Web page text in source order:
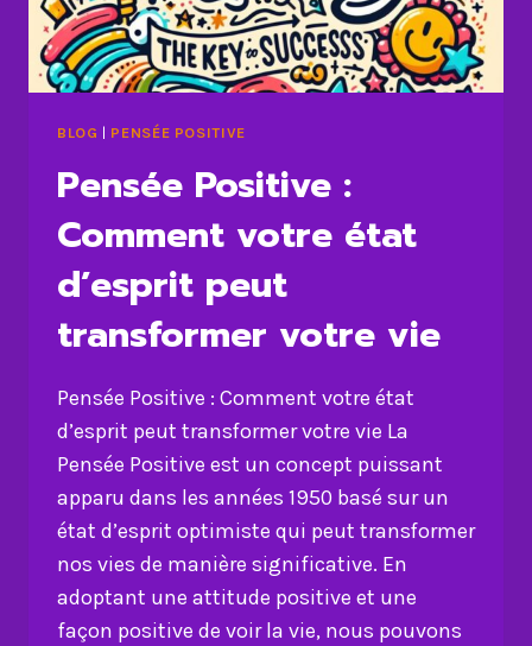
BLOG | PENSÉE POSITIVE
Pensée Positive :
Comment votre état
d’esprit peut
transformer votre vie
Pensée Positive : Comment votre état
d’esprit peut transformer votre vie La
Pensée Positive est un concept puissant
apparu dans les années 1950 basé sur un
état d’esprit optimiste qui peut transformer
nos vies de manière significative. En
adoptant une attitude positive et une
façon positive de voir la vie, nous pouvons